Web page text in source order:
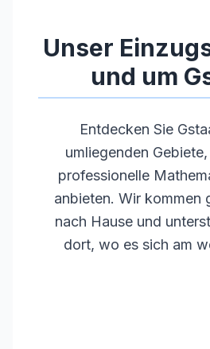
Unser
und um
Entdecken Sie
umliegenden
professionelle
anbieten. Wir kommen
nach Hause und
dort, wo es sich am